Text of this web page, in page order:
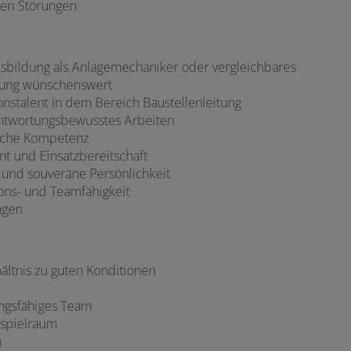
Störungen
als Anlagemechaniker oder vergleichbares
wünschenswert
in dem Bereich Baustellenleitung
Arbeiten
Kompetenz
und Einsatzbereitschaft
souveräne Persönlichkeit
und Teamfähigkeit
zu guten Konditionen
Team